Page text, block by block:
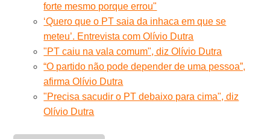
forte mesmo porque errou"
‘Quero que o PT saia da inhaca em que se
meteu’. Entrevista com Olívio Dutra
"PT caiu na vala comum", diz Olívio Dutra
“O partido não pode depender de uma pessoa”,
afirma Olívio Dutra
"Precisa sacudir o PT debaixo para cima", diz
Olívio Dutra